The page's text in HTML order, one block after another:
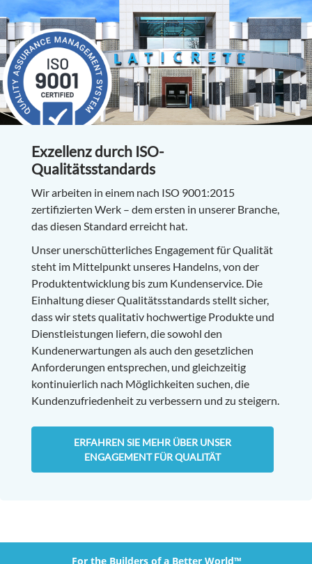
Exzellenz durch ISO-
Qualitätsstandards
Wir arbeiten in einem nach ISO 9001:2015
zertifizierten Werk – dem ersten in unserer Branche,
das diesen Standard erreicht hat.
Unser unerschütterliches Engagement für Qualität
steht im Mittelpunkt unseres Handelns, von der
Produktentwicklung bis zum Kundenservice. Die
Einhaltung dieser Qualitätsstandards stellt sicher,
dass wir stets qualitativ hochwertige Produkte und
Dienstleistungen liefern, die sowohl den
Kundenerwartungen als auch den gesetzlichen
Anforderungen entsprechen, und gleichzeitig
kontinuierlich nach Möglichkeiten suchen, die
Kundenzufriedenheit zu verbessern und zu steigern.
ERFAHREN SIE MEHR ÜBER UNSER
ENGAGEMENT FÜR QUALITÄT
For the Builders of a Better World™